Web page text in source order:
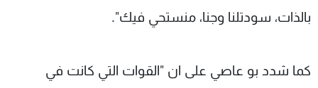
بالذات، سودتلنا وجنا، منستحي فيك".
كما شدد بو عاصي على ان "القوات التي كانت في